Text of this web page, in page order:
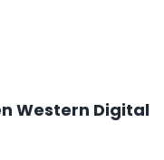
Western Digital